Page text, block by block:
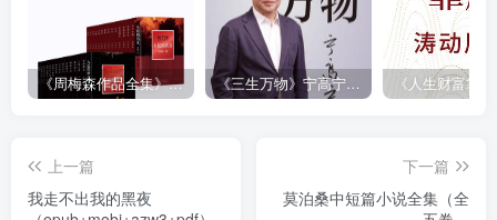
《周梅森作品全集》[共30册] 《三生万物》宁高宁（epub+mobi+azw3+pdf）
上一篇
我走不出我的黑夜
下一篇
莫泊桑中短篇小说全集（全